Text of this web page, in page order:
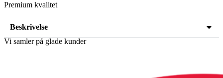
Premium kvalitet
Beskrivelse
Vi samler på glade kunder